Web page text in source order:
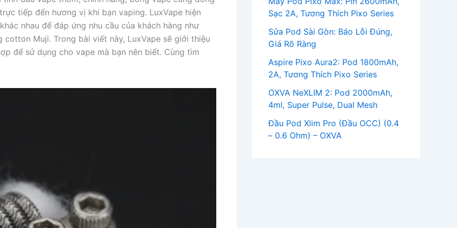
tiếp đến hương vị khi bạn vaping. LuxVape hiện
nhau để đáp ứng nhu cầu của khách hàng như
Muji. Trong bài viết này, LuxVape sẽ giới thiệu
để sử dụng cho vape mà bạn nên biết. Cùng tìm
Sạc 2A, Tương Thích Pixo Series
Sửa Pod Sài Gòn: Báo Lỗi Đúng,
Giá Rõ Ràng
Aspire Pixo Aura2: Pod 1800mAh,
2A, Tương Thích Pixo Series
OXVA NeXLIM 2: Pod 2000mAh,
4ml, Super Pulse, Dual Mesh
Đầu Pod Xlim Pro (Đầu OCC) (0.4
– 0.6 Ohm) – OXVA